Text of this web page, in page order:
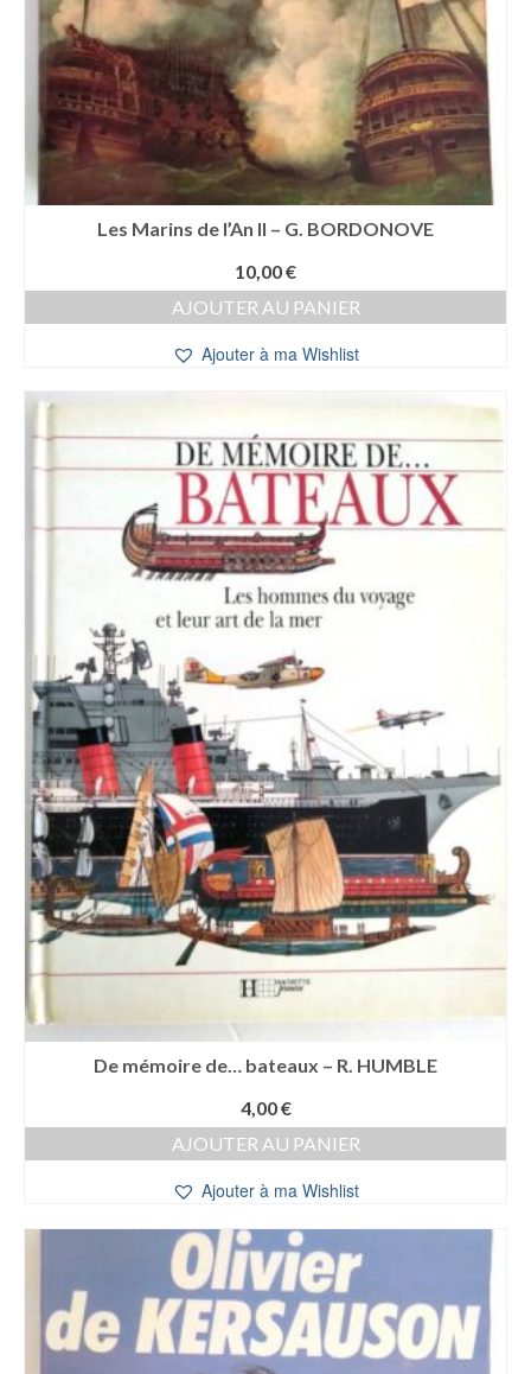
Les Marins de l’An II – G. BORDONOVE
10,00€
AJOUTER AU PANIER
Ajouter à ma Wishlist
De mémoire de… bateaux – R. HUMBLE
4,00€
AJOUTER AU PANIER
Ajouter à ma Wishlist